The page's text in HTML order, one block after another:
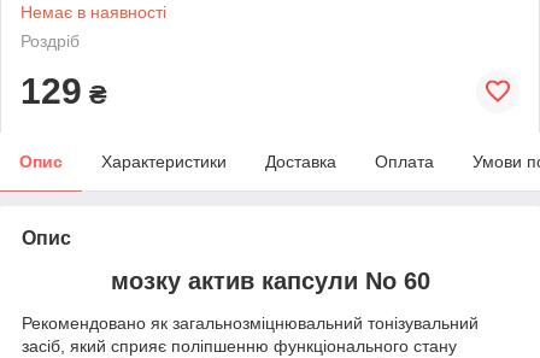
Немає в наявності
Роздріб
129 ₴
Опис Характеристики Доставка Оплата Умови
Опис
мозку актив капсули No 60
Рекомендовано як загальнозміцнювальний тонізувальний
засіб, який сприяє поліпшенню функціонального стану